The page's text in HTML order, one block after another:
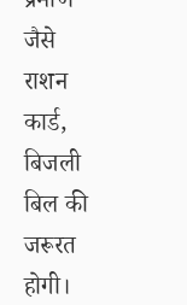
जैसे
राशन
कार्ड,
बिजली
बिल की
जरूरत
होगी।